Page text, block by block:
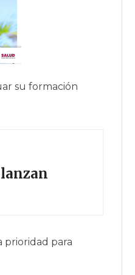
su formación
prioridad para